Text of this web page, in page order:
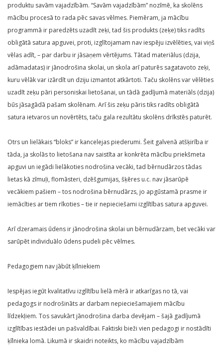
produktu savām vajadzībām. “Savām vajadzībām” nozīmē, ka skolēns
mācību procesā to rada pēc savas vēlmes. Piemēram, ja mācību
programmā ir paredzēts uzadīt zeķi, tad šis produkts (zeķe) tiks radīts
obligātā satura apguvei, proti, izglītojamam nav iespēju izvēlēties, vai viņš
vēlas adīt, – par darbu ir jāsaņem vērtējums. Tātad materiālus (dzija,
adāmadatas) ir jānodrošina skolai, un skola arī paturēs sagatavoto zeķi,
kuru vēlāk var izārdīt un dziju izmantot atkārtoti. Taču skolēns var vēlēties
uzadīt zeķu pāri personiskai lietošanai, un tādā gadījumā materiāls (dzija)
būs jāsagādā pašam skolēnam. Arī šis zeķu pāris tiks radīts obligātā
satura ietvaros un novērtēts, taču gala rezultātu skolēns drīkstēs paturēt.
Otrs un lielākais “bloks” ir kancelejas piederumi. Šeit galvenā atšķirība ir
tāda, ja skolās to lietošana nav saistīta ar konkrēta mācību priekšmeta
apguvi un iegādi lielākoties nodrošina vecāki, tad bērnudārzos tādas
lietas kā zīmuļi, flomāsteri, dzēšgumijas, šķēres u.c. nav jāsarūpē
vecākiem pašiem – tos nodrošina bērnudārzs, jo apgūstamā prasme ir
iemācīties ar tiem rīkoties – tie ir nepieciešami izglītības satura apguvei.
Arī dzeramais ūdens ir jānodrošina skolai un bērnudārzam, bet vecāki var
sarūpēt individuālo ūdens pudeli pēc vēlmes.
Pedagogiem nav jābūt ķīlniekiem
Iespējas iegūt kvalitatīvu izglītību lielā mērā ir atkarīgas no tā, vai
pedagogs ir nodrošināts ar darbam nepieciešamajiem mācību
līdzekļiem. Tos savukārt jānodrošina darba devējam – šajā gadījumā
izglītības iestādei un pašvaldībai. Faktiski bieži vien pedagogi ir nostādīti
ķīlnieka lomā. Likumā ir skaidri noteikts, ko mācību vajadzībām